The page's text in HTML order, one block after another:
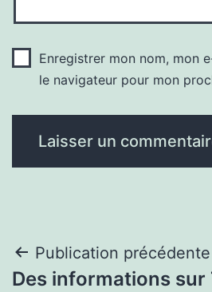
Enregistrer mon nom, mon
le navigateur pour mon
Navigation
Publication précédente
Des informations sur